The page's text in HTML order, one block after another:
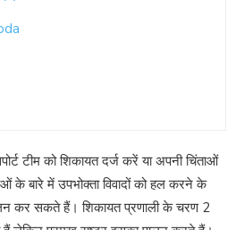
टीम को शिकायत दर्ज करें या अपनी चिंताओं
बारे में उपभोक्ता विवादों को हल करने के
कर सकते हैं। शिकायत प्रणाली के चरण 2